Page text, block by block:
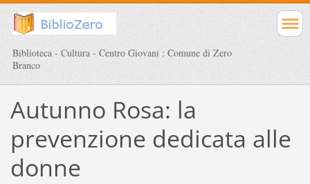
Biblioteca - Cultura - Centro Giovani : Comune di Zero
Branco
Autunno Rosa: la
prevenzione dedicata alle
donne